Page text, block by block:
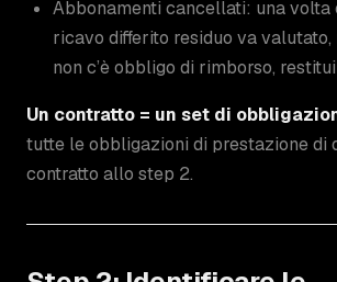
Abbonamenti cancellati: una
ricavo differito residuo va
non c’è obbligo di rimborso,
Un contratto = un set di
tutte le obbligazioni di prestazione di
contratto allo step 2.